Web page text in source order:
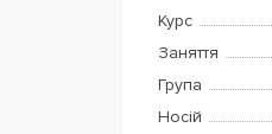
Курс
Заняття
Група
Носій